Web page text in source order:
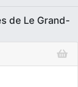
de Le Grand-